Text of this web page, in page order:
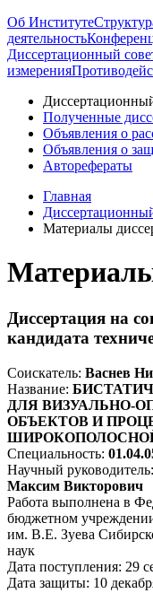
Об Институте
деятельность
Диссертационный
измерения
Полученные
Объявления о
Объявления о
Авторефераты
Главная
Материалы
Диссертация на
кандидата
Соискатель: Васнев
Название:
ДЛЯ ВИЗУАЛЬНО-
ОБЪЕКТОВ И
Специальность:
Научный руководитель:
Максим Викторович
Работа выполнена в
бюджетном
им. В.Е. Зуева
наук
Дата поступления: 29
Дата защиты: 10